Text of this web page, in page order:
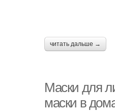
читать дальше →
Маски для
маски в